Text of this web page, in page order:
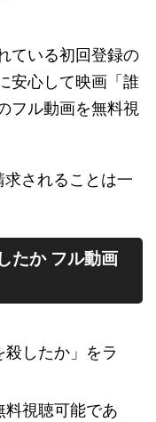
ている初回登録の
安心して映画「誰
フル動画を無料視
されることは一
たか フル動画
したか」をラ
料視聴可能であ